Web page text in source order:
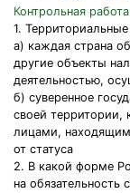
Контрольная
1.
а) каждая страна
другие объекты
деятельностью,
б) суверенное
своей
лицами,
от статуса
2. В какой форме
на